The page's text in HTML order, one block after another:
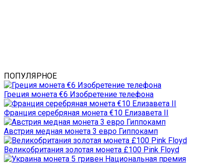
ПОПУЛЯРНОЕ
Греция монета €6 Изобретение телефона
Франция серебряная монета €10 Елизавета II
Австрия медная монета 3 евро Гиппокамп
Великобритания золотая монета £100 Pink Floyd